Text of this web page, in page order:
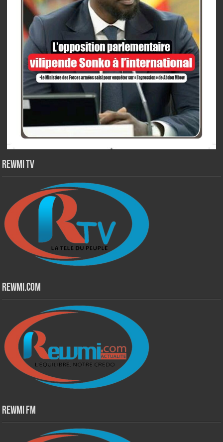
Rewmi TV
Rewmi.Com
Rewmi Fm